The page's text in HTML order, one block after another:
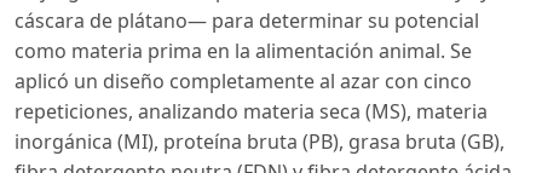
cáscara de plátano— para determinar su potencial
como materia prima en la alimentación animal. Se
aplicó un diseño completamente al azar con cinco
repeticiones, analizando materia seca (MS), materia
inorgánica (MI), proteína bruta (PB), grasa bruta (GB),